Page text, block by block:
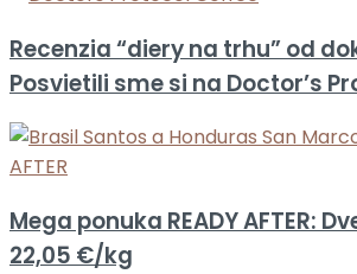
Recenzia “diery na trhu” od
Posvietili sme si na Doctor’s
Mega ponuka READY AFTER:
22,05 €/kg